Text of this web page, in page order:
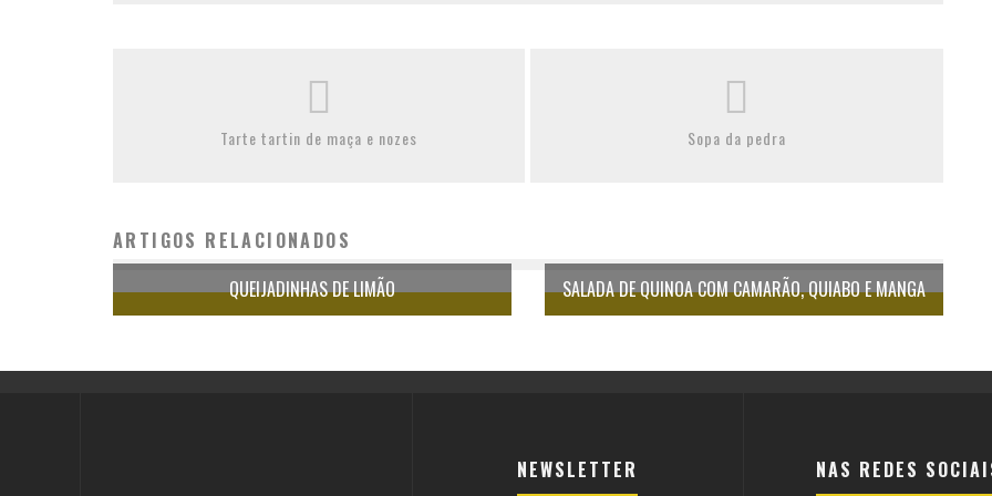
Tarte tartin de maça e nozes Sopa da pedra
ARTIGOS RELACIONADOS
QUEIJADINHAS DE LIMÃO
SALADA DE QUINOA COM CAMARÃO, QUIABO E MANGA
NEWSLETTER NAS REDES